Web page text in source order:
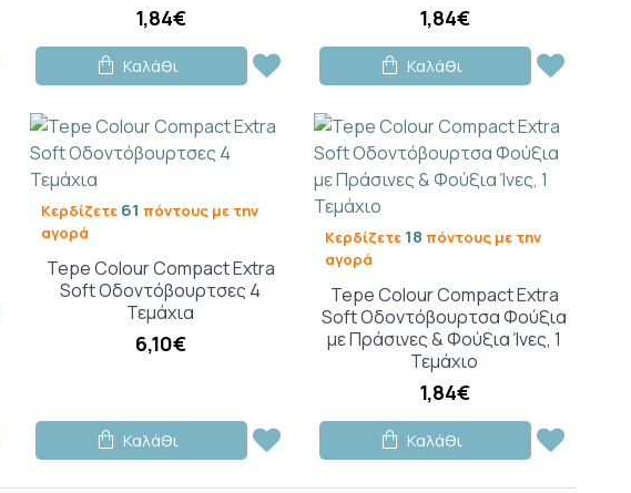
1,84€
Καλάθι
1,84€
Καλάθι
Κερδίζετε 61 πόντους με την
αγορά
Tepe Colour Compact Extra
Soft Οδοντόβουρτσες 4
Τεμάχια
6,10€
Καλάθι
Κερδίζετε 18 πόντους με την
αγορά
Tepe Colour Compact Extra
Soft Οδοντόβουρτσα Φούξια
με Πράσινες & Φούξια Ίνες, 1
Τεμάχιο
1,84€
Καλάθι